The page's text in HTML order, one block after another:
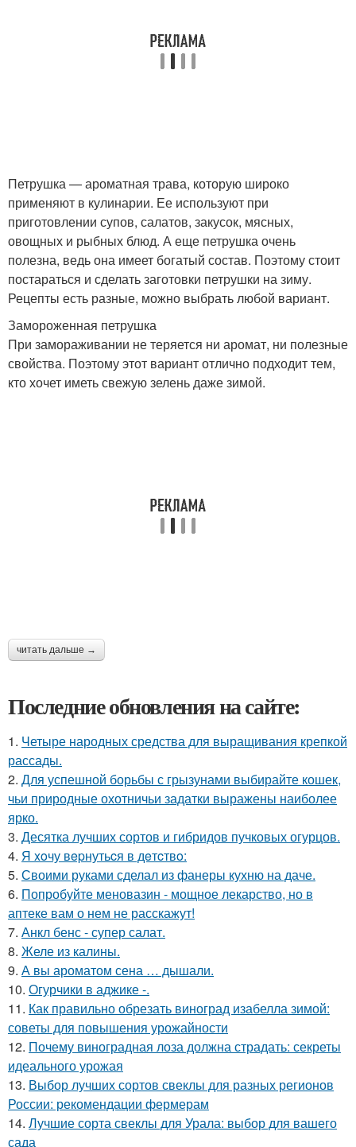
Петрушка — ароматная трава, которую широко
применяют в кулинарии. Ее используют при
приготовлении супов, салатов, закусок, мясных,
овощных и рыбных блюд. А еще петрушка очень
полезна, ведь она имеет богатый состав. Поэтому стоит
постараться и сделать заготовки петрушки на зиму.
Рецепты есть разные, можно выбрать любой вариант.
Замороженная петрушка
При замораживании не теряется ни аромат, ни полезные
свойства. Поэтому этот вариант отлично подходит тем,
кто хочет иметь свежую зелень даже зимой.
читать дальше →
Последние обновления на сайте:
1. Четыре народных средства для выращивания крепкой
рассады.
2. Для успешной борьбы с грызунами выбирайте кошек,
чьи природные охотничьи задатки выражены наиболее
ярко.
3. Десятка лучших сортов и гибридов пучковых огурцов.
4. Я xoчу вepнутьcя в дeтcтвo:
5. Своими руками сделал из фанеры кухню на даче.
6. Попробуйте меновазин - мощное лекарство, но в
аптеке вам о нем не расскажут!
7. Анкл бенс - супер салат.
8. Желе из калины.
9. А вы ароматом сена … дышали.
10. Огурчики в аджике -.
11. Как правильно обрезать виноград изабелла зимой:
советы для повышения урожайности
12. Почему виноградная лоза должна страдать: секреты
идеального урожая
13. Выбор лучших сортов свеклы для разных регионов
России: рекомендации фермерам
14. Лучшие сорта свеклы для Урала: выбор для вашего
сада